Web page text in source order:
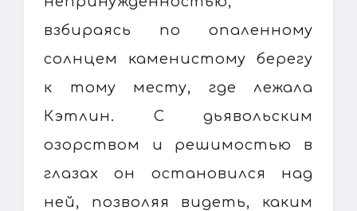
взбираясь по опаленному
солнцем каменистому берегу
к тому месту, где лежала
Кэтлин. С дьявольским
озорством и решимостью в
глазах он остановился над
ней, позволяя видеть, каким